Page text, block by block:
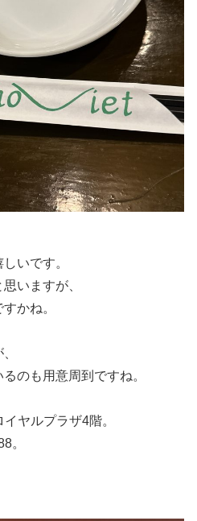
いです。
いますが、
かね。
のも用意周到ですね。
ヤルプラザ4階。
。